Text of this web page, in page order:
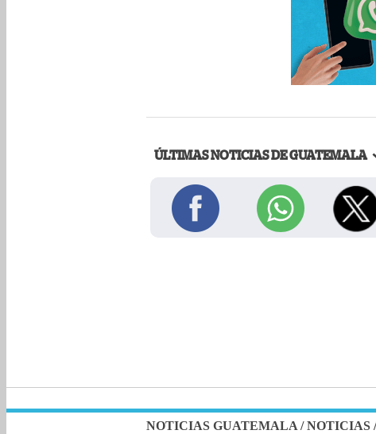
ÚLTIMAS NOTICIAS DE GUATEMALA
NOTICIAS GUATEMALA /NOTICIAS